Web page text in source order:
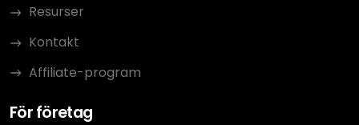
Resurser
Kontakt
Affiliate-program
För företag